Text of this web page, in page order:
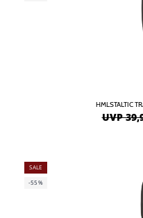
HMLSTALTIC
UVP
SALE
-55%